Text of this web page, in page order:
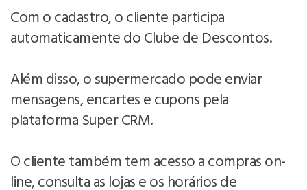
Com o cadastro, o cliente participa
automaticamente do Clube de Descontos.
Além disso, o supermercado pode enviar
mensagens, encartes e cupons pela
plataforma Super CRM.
O cliente também tem acesso a compras on-
line, consulta as lojas e os horários de